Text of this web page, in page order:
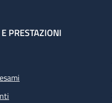
PRESTAZIONI